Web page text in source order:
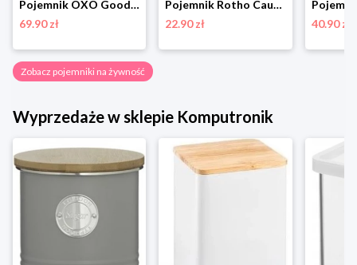
Pojemnik OXO Good Grips Prep and Go 0.97 l 11301800 biały
69.90 zł
Pojemnik Rotho Cauma 1,2 L biały
22.90 zł
40.90 zł
Zobacz pojemniki na żywność
Wyprzedaże w sklepie Komputronik